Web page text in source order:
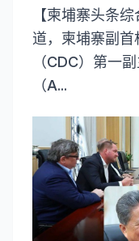
【柬埔寨头条
道，柬埔寨副
（CDC）第一
（A...